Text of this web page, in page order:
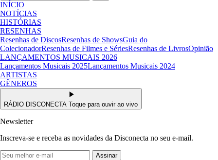
INÍCIO
NOTÍCIAS
HISTÓRIAS
RESENHAS
Resenhas de DiscosResenhas de ShowsGuia do
ColecionadorResenhas de Filmes e SériesResenhas de LivrosOpinião
LANÇAMENTOS MUSICAIS 2026
Lançamentos Musicais 2025Lançamentos Musicais 2024
ARTISTAS
GÊNEROS
RÁDIO DISCONECTA Toque para ouvir ao vivo
Newsletter
Inscreva-se e receba as novidades da Disconecta no seu e-mail.
Assinar